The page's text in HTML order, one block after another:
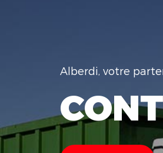
Alberdi, votre